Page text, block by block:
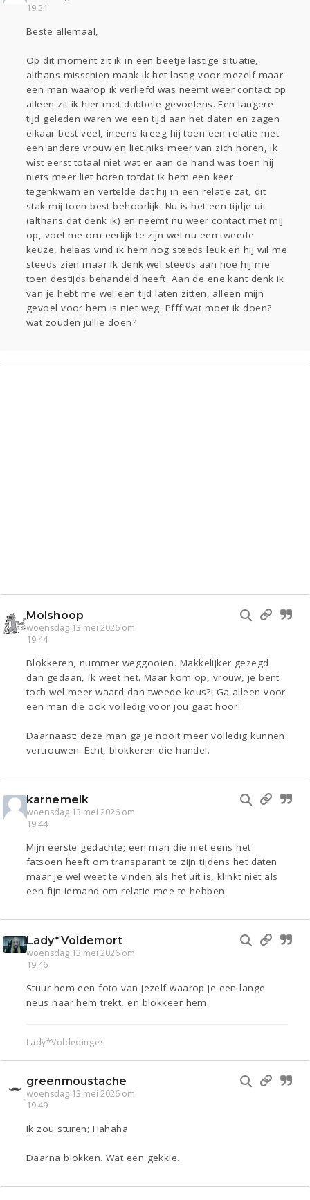
Sport
19:31
Beste allemaal,
Op dit moment zit ik in een beetje lastige situatie,
althans misschien maak ik het lastig voor mezelf maar
een man waarop ik verliefd was neemt weer contact op
alleen zit ik hier met dubbele gevoelens. Een langere
tijd geleden waren we een tijd aan het daten en zagen
elkaar best veel, ineens kreeg hij toen een relatie met
een andere vrouw en liet niks meer van zich horen, ik
wist eerst totaal niet wat er aan de hand was toen hij
niets meer liet horen totdat ik hem een keer
tegenkwam en vertelde dat hij in een relatie zat, dit
stak mij toen best behoorlijk. Nu is het een tijdje uit
(althans dat denk ik) en neemt nu weer contact met mij
op, voel me om eerlijk te zijn wel nu een tweede
keuze, helaas vind ik hem nog steeds leuk en hij wil me
steeds zien maar ik denk wel steeds aan hoe hij me
toen destijds behandeld heeft. Aan de ene kant denk ik
van je hebt me wel een tijd laten zitten, alleen mijn
gevoel voor hem is niet weg. Pfff wat moet ik doen?
wat zouden jullie doen?
Molshoop
woensdag 13 mei 2026 om
19:44
Blokkeren, nummer weggooien. Makkelijker gezegd
dan gedaan, ik weet het. Maar kom op, vrouw, je bent
toch wel meer waard dan tweede keus?! Ga alleen voor
een man die ook volledig voor jou gaat hoor!
Daarnaast: deze man ga je nooit meer volledig kunnen
vertrouwen. Echt, blokkeren die handel.
karnemelk
woensdag 13 mei 2026 om
19:44
Mijn eerste gedachte; een man die niet eens het
fatsoen heeft om transparant te zijn tijdens het daten
maar je wel weet te vinden als het uit is, klinkt niet als
een fijn iemand om relatie mee te hebben
Lady*Voldemort
woensdag 13 mei 2026 om
19:46
Stuur hem een foto van jezelf waarop je een lange
neus naar hem trekt, en blokkeer hem.
Lady*Voldedinges
greenmoustache
woensdag 13 mei 2026 om
19:49
Ik zou sturen; Hahaha
Daarna blokken. Wat een gekkie.